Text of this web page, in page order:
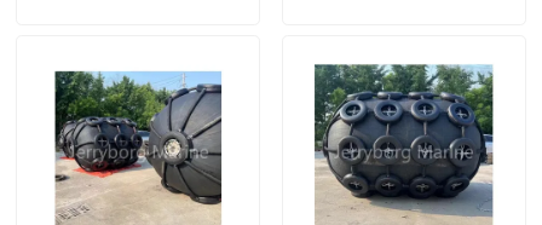
Fabrieksreis
Kwaliteitscontrole